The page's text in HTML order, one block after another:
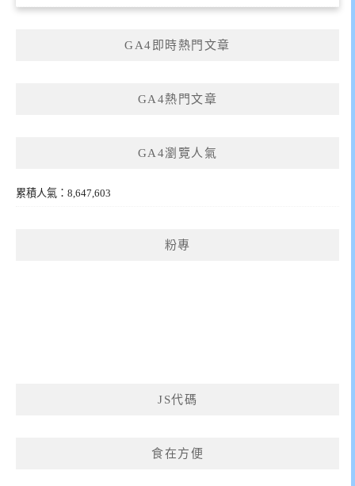
GA4即時熱門文章
GA4熱門文章
GA4瀏覽人氣
累積人氣：8,647,603
粉專
JS代碼
食在方便